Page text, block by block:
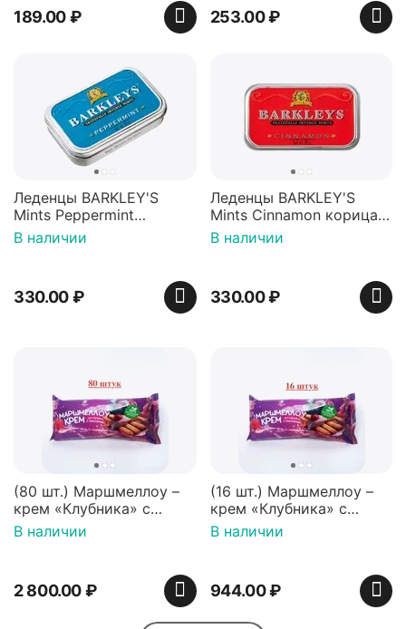
189.00₽ 253.00₽
Леденцы BARKLEY'S
Mints Peppermint
перечная мята 50г,
Нидерланды
В наличии
330.00₽
Леденцы BARKLEY'S
Mints Cinnamon корица
50г, Нидерланды
В наличии
330.00₽
(80 шт.) Маршмеллоу –
крем «Клубника» с
палочками (ТМ
«Зефирный Лео»)
В наличии
2 800.00₽
(16 шт.) Маршмеллоу –
крем «Клубника» с
палочками (ТМ
«Зефирный Лео»)
В наличии
944.00₽